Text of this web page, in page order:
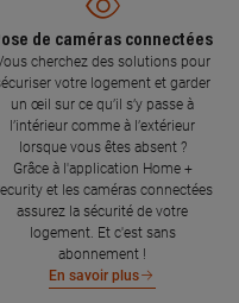
de caméras connectées
cherchez des solutions pour
votre logement et garder
un œil sur ce qu’il s’y passe à
l’intérieur comme à l’extérieur
lorsque vous êtes absent ?
Grâce à l'application Home +
et les caméras connectées
assurez la sécurité de votre
logement. Et c'est sans
abonnement !
En savoir plus